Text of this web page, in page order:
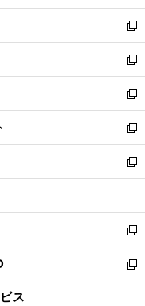
開
く
ウ
で
開
く
ン
ド
ウ
で
開
く
ウ
ィ
ン
ド
ウ
で
開
く
新
し
い
ウ
ィ
ン
ド
ウ
で
開
新
し
い
ウ
ィ
ン
ド
ウ
開
く
新
し
い
ウ
ィ
ン
ウ
で
開
く
新
し
い
ウ
ン
ド
ウ
で
新
し
ウ
ィ
ン
ド
新
し
い
新
ス